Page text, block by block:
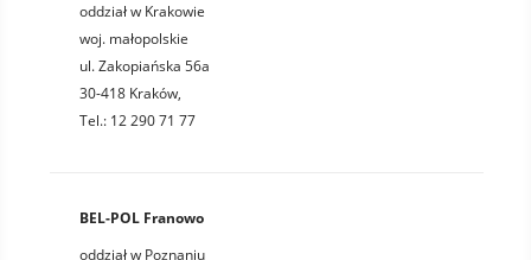
oddział w Krakowie
woj. małopolskie
ul. Zakopiańska 56a
30-418 Kraków,
Tel.: 12 290 71 77
BEL-POL Franowo
oddział w Poznaniu